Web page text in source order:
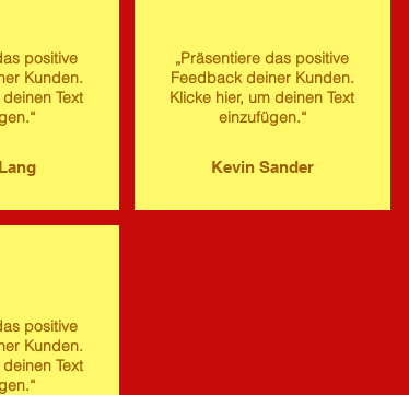
positive
Kunden.
Text
„Präsentiere das positive
Feedback deiner Kunden.
Klicke hier, um deinen Text
einzufügen.“
Kevin Sander
positive
Kunden.
Text